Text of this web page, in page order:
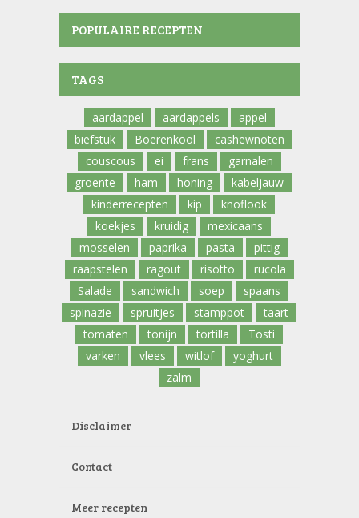
POPULAIRE RECEPTEN
TAGS
aardappel aardappels
appel
biefstuk
Boerenkool
cashewnoten
couscous
ei frans
garnalen
groente
ham honing
kabeljauw
kinderrecepten
kip
knoflook
koekjes
kruidig
mexicaans
mosselen
paprika pasta
pittig
raapstelen
ragout risotto
rucola
Salade
sandwich soep
spaans
spinazie
spruitjes stamppot
taart
tomaten
tonijn tortilla
Tosti
varken
vlees witlof
yoghurt
zalm
Disclaimer
Contact
Meer recepten